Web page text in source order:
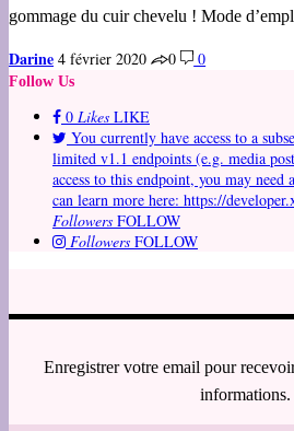
gommage du cuir chevelu ! Mode
Darine 4 février 2020 0 0
Follow Us
0 Likes LIKE
You currently have access to a
limited v1.1 endpoints (e.g. media
access to this endpoint, you may need
can learn more here: https://
Followers FOLLOW
Followers FOLLOW
Enregistrer votre email pour
informations.